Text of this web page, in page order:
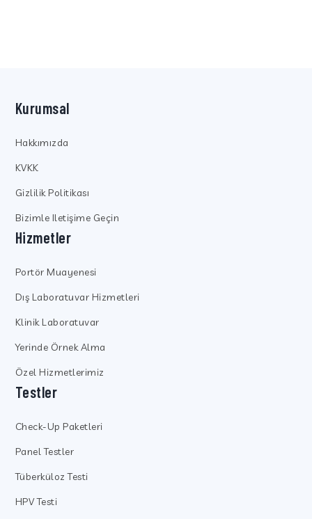
Kurumsal
Hakkımızda
KVKK
Gizlilik Politikası
Bizimle Iletişime Geçin
Hizmetler
Portör Muayenesi
Dış Laboratuvar Hizmetleri
Klinik Laboratuvar
Yerinde Örnek Alma
Özel Hizmetlerimiz
Testler
Check-Up Paketleri
Panel Testler
Tüberküloz Testi
HPV Testi